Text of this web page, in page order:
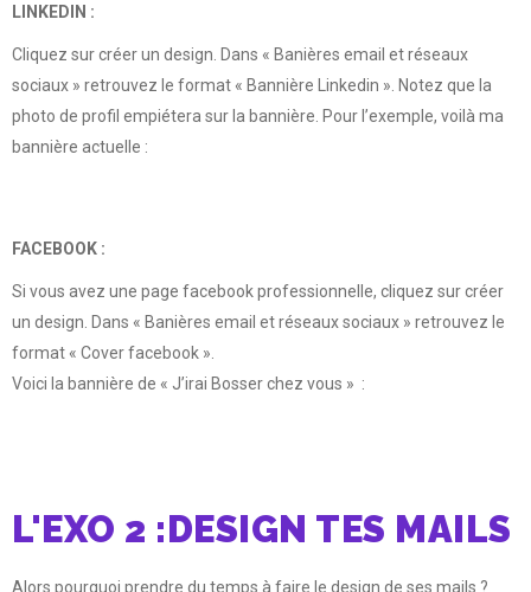
LINKEDIN :
Cliquez sur créer un design. Dans « Banières email et réseaux
sociaux » retrouvez le format « Bannière Linkedin ». Notez que la
photo de profil empiétera sur la bannière. Pour l’exemple, voilà ma
bannière actuelle :
FACEBOOK :
Si vous avez une page facebook professionnelle, cliquez sur créer
un design. Dans « Banières email et réseaux sociaux » retrouvez le
format « Cover facebook ».
Voici la bannière de « J’irai Bosser chez vous » :
L'EXO 2 :DESIGN TES MAILS
Alors pourquoi prendre du temps à faire le design de ses mails ?